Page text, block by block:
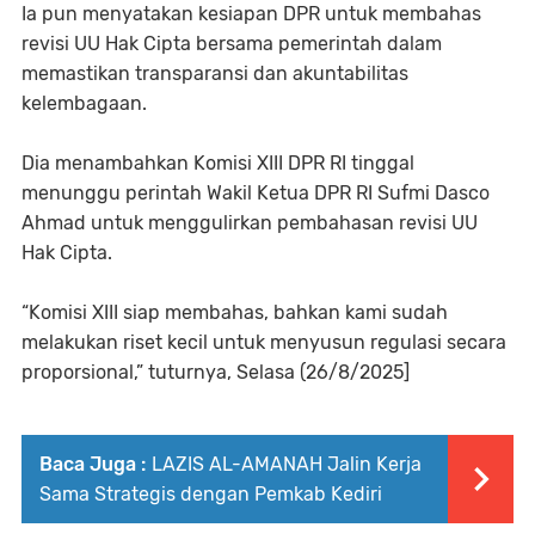
Ia pun menyatakan kesiapan DPR untuk membahas
revisi UU Hak Cipta bersama pemerintah dalam
memastikan transparansi dan akuntabilitas
kelembagaan.
Dia menambahkan Komisi XIII DPR RI tinggal
menunggu perintah Wakil Ketua DPR RI Sufmi Dasco
Ahmad untuk menggulirkan pembahasan revisi UU
Hak Cipta.
“Komisi XIII siap membahas, bahkan kami sudah
melakukan riset kecil untuk menyusun regulasi secara
proporsional,” tuturnya, Selasa (26/8/2025]
Baca Juga : LAZIS AL-AMANAH Jalin Kerja
Sama Strategis dengan Pemkab Kediri